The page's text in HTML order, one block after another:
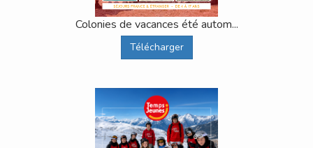
Colonies de vacances été autom...
Télécharger